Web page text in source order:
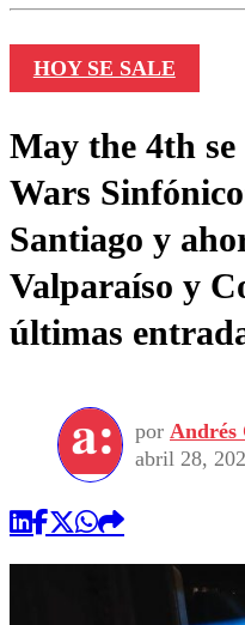
HOY SE SALE
May the 4th
Wars
Santiago y
Valparaíso y
últimas
por Andrés
abril 28,